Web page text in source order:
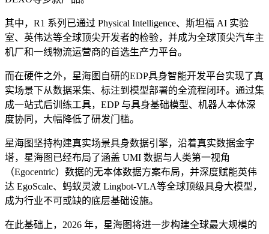
其中，R1 系列已通过 Physical Intelligence、斯坦福 AI 实验
室、英伟达等全球顶尖开发者的检验，并成为全球顶尖汽车主
机厂和一线物流运营商的首选生产力平台。
而在硬件之外，星海图自研的EDP具身智能开发平台实现了真
实场景下从数据采集、标注到模型部署的全流程闭环。通过集
成一站式后训练工具，EDP 与具身基础模型、机器人本体深
度协同，大幅降低了研发门槛。
星海图坚持构建真实场景具身数据引擎，沿着真实数据金字
塔，星海图已经布局了涵盖 UMI 数据与人类第一视角
（Egocentric）数据的无本体数据方案布局，并深度赋能英伟
达 EgoScale、蚂蚁灵波 Lingbot-VLA等全球顶级具身大模型，
成为行业不可或缺的底层基础设施。
在此基础上，2026 年，星海图将进一步构建全球最大规模的